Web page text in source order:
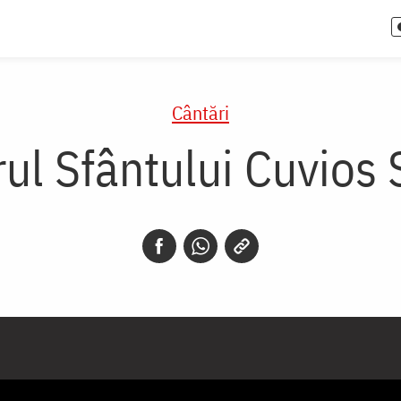
Cântări
Sfântului Cuvios